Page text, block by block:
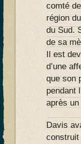
comté
région
du Sud.
de sa
Il est
d’une
que son
pendant
après
Davis
construit